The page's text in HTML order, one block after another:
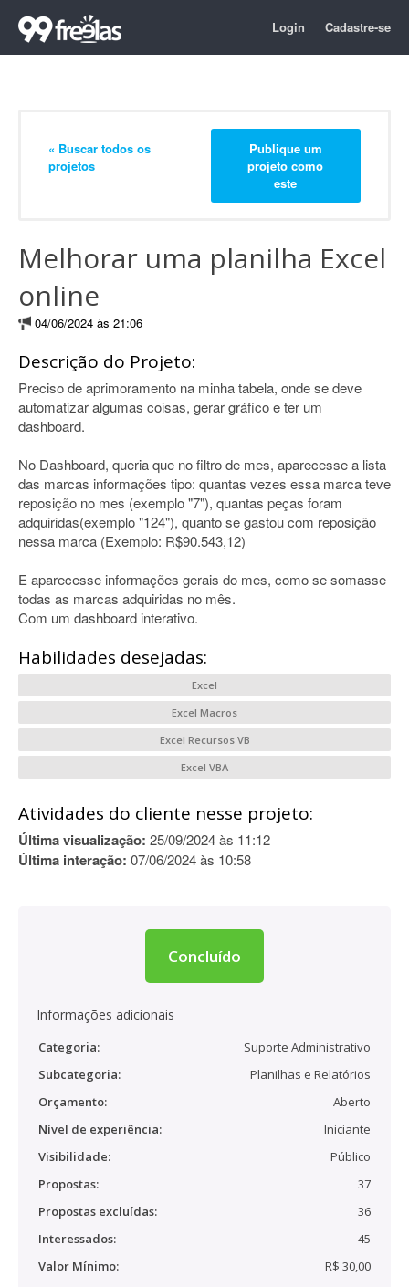
Login Cadastre-se
« Buscar todos os
projetos
Publique um
projeto como
este
Melhorar uma planilha Excel
online
04/06/2024 às 21:06
Descrição do Projeto:
Preciso de aprimoramento na minha tabela, onde se deve
automatizar algumas coisas, gerar gráfico e ter um
dashboard.
No Dashboard, queria que no filtro de mes, aparecesse a lista
das marcas informações tipo: quantas vezes essa marca teve
reposição no mes (exemplo "7"), quantas peças foram
adquiridas(exemplo "124"), quanto se gastou com reposição
nessa marca (Exemplo: R$90.543,12)
E aparecesse informações gerais do mes, como se somasse
todas as marcas adquiridas no mês.
Com um dashboard interativo.
Habilidades desejadas:
Excel
Excel Macros
Excel Recursos VB
Excel VBA
Atividades do cliente nesse projeto:
Última visualização: 25/09/2024 às 11:12
Última interação: 07/06/2024 às 10:58
Concluído
Informações adicionais
Categoria:
Suporte Administrativo
Subcategoria:
Planilhas e Relatórios
Orçamento:
Aberto
Nível de experiência:
Iniciante
Visibilidade:
Público
Propostas:
37
Propostas excluídas:
36
Interessados:
45
Valor Mínimo:
R$ 30,00